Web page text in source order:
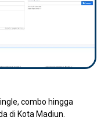
combo hingga
di Kota Madiun.